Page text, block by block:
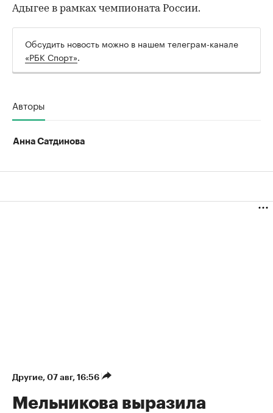
Адыгее в рамках чемпионата России.
Обсудить новость можно в нашем телеграм-канале
«РБК Спорт».
Авторы
Анна Сатдинова
Другие⁠, 07 авг, 16:56
Мельникова выразила